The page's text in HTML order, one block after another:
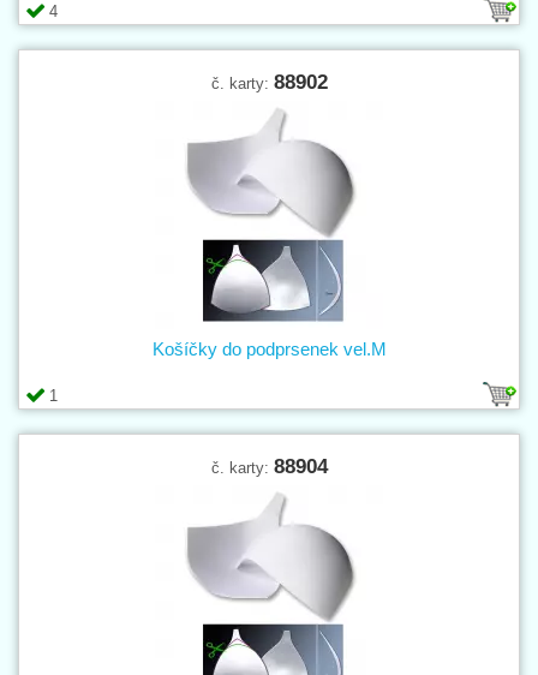
4
č. karty: 88902
1
Košíčky do podprsenek vel.M
č. karty: 88904